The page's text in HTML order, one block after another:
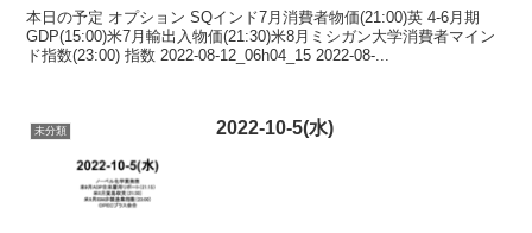
本日の予定 オプション SQインド7月消費者物価(21:00)英 4-6月期
GDP(15:00)米7月輸出入物価(21:30)米8月ミシガン大学消費者マイン
ド指数(23:00) 指数 2022-08-12_06h04_15 2022-08-...
未分類 2022-10-5(水)